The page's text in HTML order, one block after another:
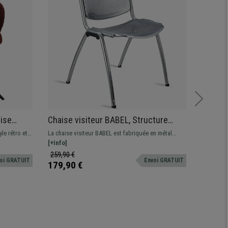
rétro et
doux
GRATUIT
Chaise visiteur BABEL, Structure
Métallique, Empilable, couleur Gris
Métallisé
La chaise visiteur BABEL est fabriquée en métal
perforé : très résistant, pratique et fonctionnelle, elle
sera idéale pour une utilisation intensive.
[+Info]
259,90 €
179,90 € Envoi GRATUIT